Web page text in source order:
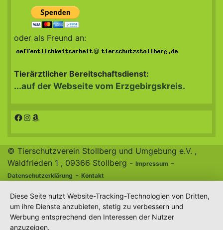
oder als Freund an:
@
Tierärztlicher Bereitschaftsdienst:
...auf der Webseite vom Erzgebirgskreis.
Facebook
Instagram
Amazon
© Tierschutzverein Stollberg und Umgebung e.V. ,
Waldfrieden 1 , 09366 Stollberg - Impressum -
Datenschutzerklärung - Kontakt
Diese Seite nutzt Website-Tracking-Technologien von Dritten,
um ihre Dienste anzubieten, stetig zu verbessern und
Werbung entsprechend den Interessen der Nutzer
anzuzeigen.